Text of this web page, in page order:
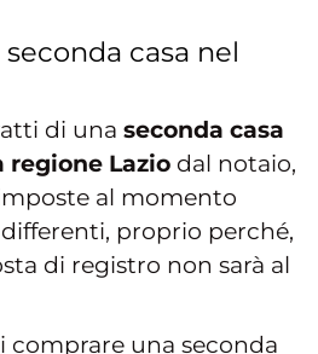
casa nel
di una seconda casa
regione Lazio dal notaio,
al momento
proprio perché,
di registro non sarà al
comprare una seconda